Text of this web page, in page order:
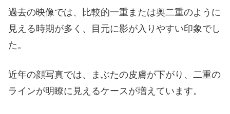
過去の映像では、比較的一重または奥二重のように
見える時期が多く、目元に影が入りやすい印象でし
た。
近年の顔写真では、まぶたの皮膚が下がり、二重の
ラインが明瞭に見えるケースが増えています。